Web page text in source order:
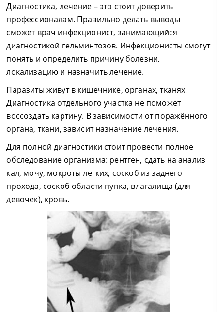
Диагностика, лечение – это стоит доверить
профессионалам. Правильно делать выводы
сможет врач инфекционист, занимающийся
диагностикой гельминтозов. Инфекционисты смогут
понять и определить причину болезни,
локализацию и назначить лечение.
Паразиты живут в кишечнике, органах, тканях.
Диагностика отдельного участка не поможет
воссоздать картину. В зависимости от поражённого
органа, ткани, зависит назначение лечения.
Для полной диагностики стоит провести полное
обследование организма: рентген, сдать на анализ
кал, мочу, мокроты легких, соскоб из заднего
прохода, соскоб области пупка, влагалища (для
девочек), кровь.